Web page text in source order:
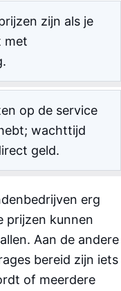
zijn als je
met
op de service
wachttijd
geld.
erg
prijzen kunnen
Aan de andere
bereid zijn iets
of meerdere